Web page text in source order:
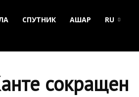
СПУТНИК АШАР RU
сокращен